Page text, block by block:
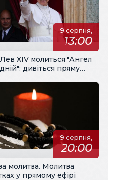
9 серпня,
13:00
XIV молиться "Ангел
дивіться пряму
9 серпня,
20:00
молитва. Молитва
у прямому ефірі